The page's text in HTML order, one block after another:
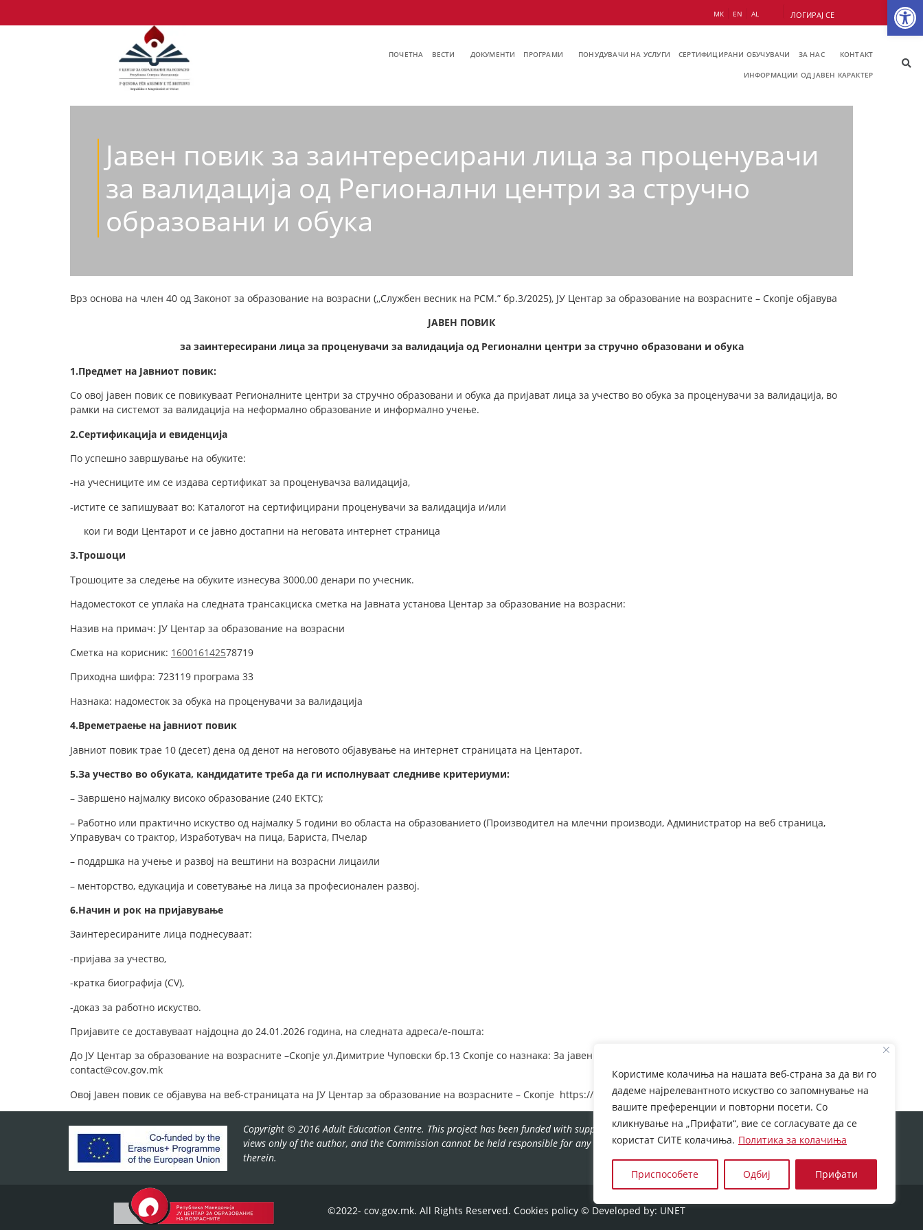
Користиме колачиња на нашата веб-страна за да ви го
дадеме најрелевантното искуство со запомнување на
вашите преференции и повторни посети. Со
кликнување на „Прифати“, вие се согласувате да се
користат СИТЕ колачиња. Политика за колачиња
Приспособете Одбиј Прифати
МК EN AL ЛОГИРАЈ СЕ
ПОЧЕТНА ВЕСТИ ДОКУМЕНТИ ПРОГРАМИ ПОНУДУВАЧИ НА УСЛУГИ СЕРТИФИЦИРАНИ ОБУЧУВАЧИ ЗА НАС КОНТАКТ
ИНФОРМАЦИИ ОД ЈАВЕН КАРАКТЕР
Јавен повик за заинтересирани лица за проценувачи
за валидација од Регионални центри за стручно
образовани и обука
Врз основа на член 40 од Законот за образование на возрасни (,,Службен весник на РСМ.” бр.3/2025), ЈУ Центар за образование на возрасните – Скопје објавува
ЈАВЕН ПОВИК
за заинтересирани лица запроценувачи за валидација од Регионални центри за стручно образовани и обука
1.Предмет на Јавниот повик:
Со овој јавен повик се повикуваат Регионалните центри за стручно образовани и обука да пријават лица за учество во обука за проценувачи за валидација, во
рамки на системот за валидација на неформално образование и информално учење.
2.Сертификација и евиденција
По успешно завршување на обуките:
-​на учесниците им се издава сертификат за проценувачза валидација,
-​истите се запишуваат во: Каталогот на сертифицирани проценувачи за валидација и/или
кои ги води Центарот и се јавно достапни на неговата интернет страница
3.Трошоци
Трошоците за следење на обуките изнесува 3000,00 денари по учесник.
Надоместокот се уплаќа на следната трансакциска сметка на Јавната установа Центар за образование на возрасни:
Назив на примач: ЈУ Центар за образование на возрасни
Сметка на корисник: 160016142578719
Приходна шифра: 723119 програма 33
Назнака: надоместок за обука на проценувачи за валидација
4.Времетраење на јавниот повик
Јавниот повик трае 10 (десет) дена од денот на неговото објавување на интернет страницата на Центарот.
5.За учество во обуката, кандидатите треба да ги исполнуваат следниве критериуми:
– Завршено најмалку високо образование (240 ЕКТС);
– Работно или практично искуство од најмалку 5 години во областа на образованието (Производител на млечни производи, Администратор на веб страница,
Управувач со трактор, Изработувач на пица, Бариста, Пчелар
– поддршка на учење и развој на вештини на возрасни лицаили
– менторство, едукација и советување на лица за професионален развој.
6.Начин и рок на пријавување
Заинтересираните лица поднесуваат:
-​пријава за учество,
-​кратка биографија (CV),
-​доказ за работно искуство.
Пријавите се доставуваат најдоцна до 24.01.2026 година, на следната адреса/е-пошта:
До ЈУ Центар за образование на возрасните –Скопје ул.Димитрие Чуповски бр.13 Скопје со назнака: За јавен повик за проценувачи за валидација или на
contact@cov.gov.mk
Овој Јавен повик се објавува на веб-страницата на ЈУ Центар за образование на возрасните – Скопје https://www.cov.gov.mk/
Copyright © 2016 Adult Education Centre. This project has been funded with support from European Commission. This web site reflects the
views only of the author, and the Commission cannot be held responsible for any use which may be made of the information contained
therein.
©2022- cov.gov.mk. All Rights Reserved. Cookies policy© Developed by: UNET